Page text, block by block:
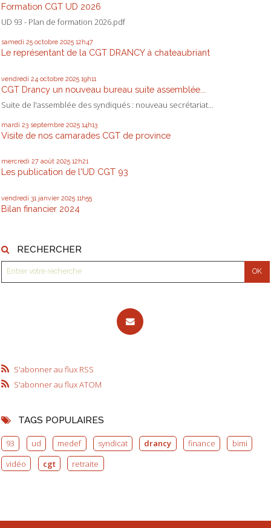
Formation CGT UD 2026
UD 93 - Plan de formation 2026.pdf
samedi 25 octobre 2025 12h47
Le représentant de la CGT DRANCY à chateaubriant
vendredi 24 octobre 2025 19h11
CGT Drancy un nouveau bureau suite assemblée...
Suite de l'assemblée des syndiqués : nouveau secrétariat...
mardi 23 septembre 2025 14h13
Visite de nos camarades CGT de province
mercredi 27 août 2025 12h21
Les publication de l'UD CGT 93
vendredi 31 janvier 2025 11h55
Bilan financier 2024
RECHERCHER
S'abonner au flux RSS
S'abonner au flux ATOM
TAGS POPULAIRES
93 ud medef syndicat drancy finance
bimi
vidéo
cgt retraite